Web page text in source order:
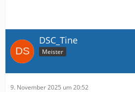
DSC_Tine
Meister
9. November 2025 um 20:52